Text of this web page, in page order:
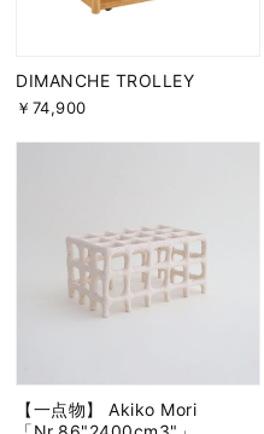
DIMANCHE TROLLEY
￥74,900
【一点物】 Akiko Mori